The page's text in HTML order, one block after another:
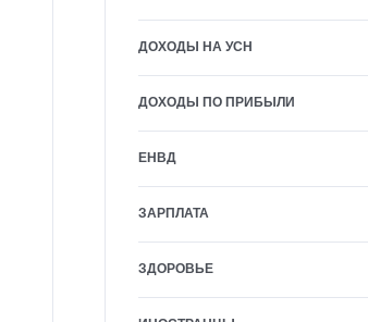
ДОХОДЫ НА УСН
ДОХОДЫ ПО ПРИБЫЛИ
ЕНВД
ЗАРПЛАТА
ЗДОРОВЬЕ